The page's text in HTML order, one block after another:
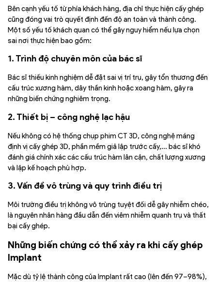
Bên cạnh yếu tố từ phía khách hàng, địa chỉ thực hiện cấy ghép
cũng đóng vai trò quyết định đến độ an toàn và thành công.
Một số yếu tố khách quan có thể gây nguy hiểm nếu lựa chọn
sai nơi thực hiện bao gồm:
1. Trình độ chuyên môn của bác sĩ
Bác sĩ thiếu kinh nghiệm dễ đặt sai vị trí trụ, gây tổn thương đến
cấu trúc xương hàm, dây thần kinh hoặc xoang hàm, gây ra
những biến chứng nghiêm trọng.
2. Thiết bị – công nghệ lạc hậu
Nếu không có hệ thống chụp phim CT 3D, công nghệ máng
định vị cấy ghép 3D, phần mềm giả lập trước cấy,… bác sĩ khó
đánh giá chính xác các cấu trúc hàm lân cận, chất lượng xương
và lập kế hoạch phù hợp.
3. Vấn đề vô trùng và quy trình điều trị
Môi trường điều trị không vô trùng tuyệt đối dễ gây nhiễm chéo,
là nguyên nhân hàng đầu dẫn đến viêm nhiễm quanh trụ và thất
bại cấy ghép.
Những biến chứng có thể xảy ra khi cấy ghép
Implant
Mặc dù tỷ lệ thành công của Implant rất cao (lên đến 97–98%),